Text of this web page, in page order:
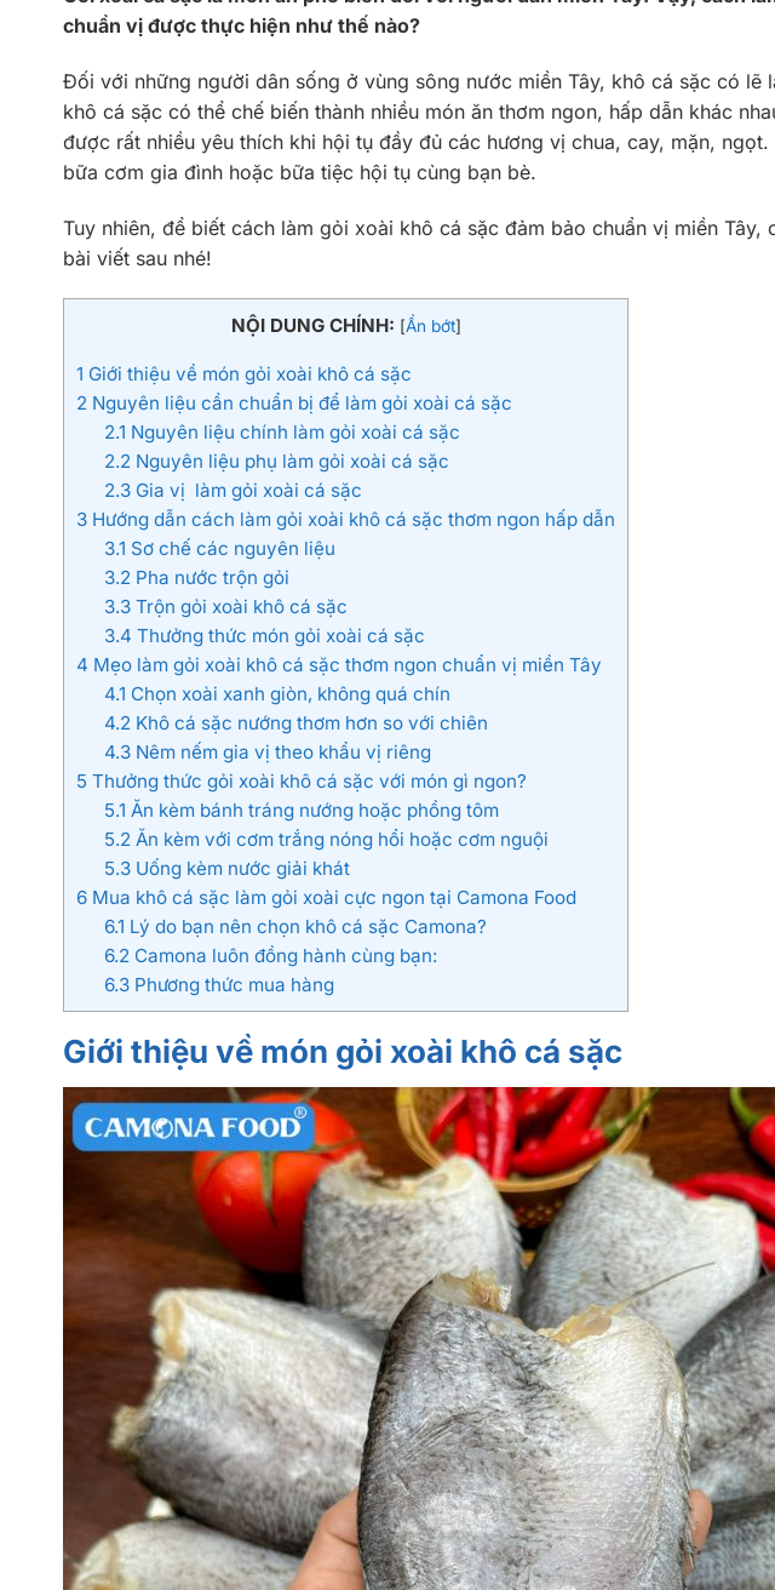
chuẩn vị được thực hiện như thế nào?
Đối với những người dân sống ở vùng sông nước miền Tây, khô cá sặc có lẽ
khô cá sặc có thể chế biến thành nhiều món ăn thơm ngon, hấp dẫn khác
được rất nhiều yêu thích khi hội tụ đầy đủ các hương vị chua, cay, mặn,
bữa cơm gia đình hoặc bữa tiệc hội tụ cùng bạn bè.
Tuy nhiên, để biết cách làm gỏi xoài khô cá sặc đảm bảo chuẩn vị miền Tây,
bài viết sau nhé!
NỘI DUNG CHÍNH: [Ẩn bớt]
1 Giới thiệu về món gỏi xoài khô cá sặc
2 Nguyên liệu cần chuẩn bị để làm gỏi xoài cá sặc
2.1 Nguyên liệu chính làm gỏi xoài cá sặc
2.2 Nguyên liệu phụ làm gỏi xoài cá sặc
2.3Gia vị làm gỏi xoài cá sặc
3 Hướng dẫn cách làm gỏi xoài khô cá sặc thơm ngon hấp dẫn
3.1 Sơ chế các nguyên liệu
3.2 Pha nước trộn gỏi
3.3Trộn gỏi xoài khô cá sặc
3.4 Thưởng thức món gỏi xoài cá sặc
4 Mẹo làm gỏi xoài khô cá sặc thơm ngon chuẩn vị miền Tây
4.1 Chọn xoài xanh giòn, không quá chín
4.2 Khô cá sặc nướng thơm hơn so với chiên
4.3Nêm nếm gia vị theo khẩu vị riêng
5 Thưởng thức gỏi xoài khô cá sặc với món gì ngon?
5.1 Ăn kèm bánh tráng nướng hoặc phồng tôm
5.2 Ăn kèm với cơm trắng nóng hổi hoặc cơm nguội
5.3Uống kèm nước giải khát
6 Mua khô cá sặc làm gỏi xoài cực ngon tại Camona Food
6.1 Lý do bạn nên chọn khô cá sặc Camona?
6.2 Camona luôn đồng hành cùng bạn:
6.3Phương thức mua hàng
Giới thiệu về món gỏi xoài khô cá sặc